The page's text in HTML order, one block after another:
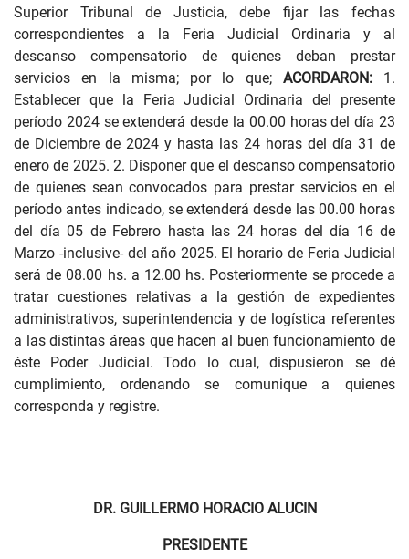
Superior Tribunal de Justicia, debe fijar las fechas
correspondientes a la Feria Judicial Ordinaria y al
descanso compensatorio de quienes deban prestar
servicios en la misma; por lo que; ACORDARON:1.
Establecer que la Feria Judicial Ordinaria del presente
período 2024 se extenderá desde la 00.00 horas del día 23
de Diciembre de 2024 y hasta las 24 horas del día 31 de
enero de 2025. 2. Disponer que el descanso compensatorio
de quienes sean convocados para prestar servicios en el
período antes indicado, se extenderá desde las 00.00 horas
del día 05 de Febrero hasta las 24 horas del día 16 de
Marzo -inclusive- del año 2025. El horario de Feria Judicial
será de 08.00 hs. a 12.00 hs. Posteriormente se procede a
tratar cuestiones relativas a la gestión de expedientes
administrativos, superintendencia y de logística referentes
a las distintas áreas que hacen al buen funcionamiento de
éste Poder Judicial. Todo lo cual, dispusieron se dé
cumplimiento, ordenando se comunique a quienes
corresponda y registre.
DR. GUILLERMO HORACIO ALUCIN
PRESIDENTE